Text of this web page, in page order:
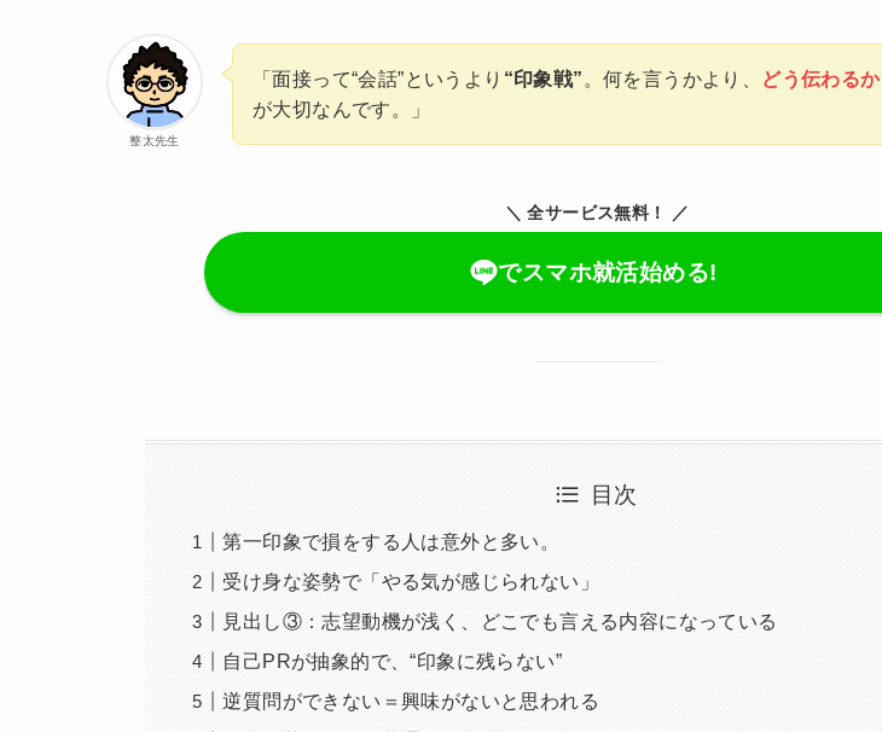
整太先生
「面接って“会話”というより “印象戦”。何を言うかより、
どう伝わるか
が大切なんです。」
＼ 全サービス無料！ ／
でスマホ就活始める!
目次
第一印象で損をする人は意外と多い。
受け身な姿勢で「やる気が感じられない」
見出し③：志望動機が浅く、どこでも言える内容になっている
自己PRが抽象的で、“印象に残らない”
逆質問ができない＝興味がないと思われる